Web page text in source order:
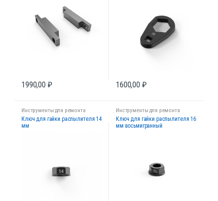
1990,00 ₽ 1600,00 ₽
Инструменты для ремонта
форсунок
Ключ для гайки распылителя 14
мм
Инструменты для ремонта
форсунок
Ключ для гайки распылителя 16
мм восьмигранный